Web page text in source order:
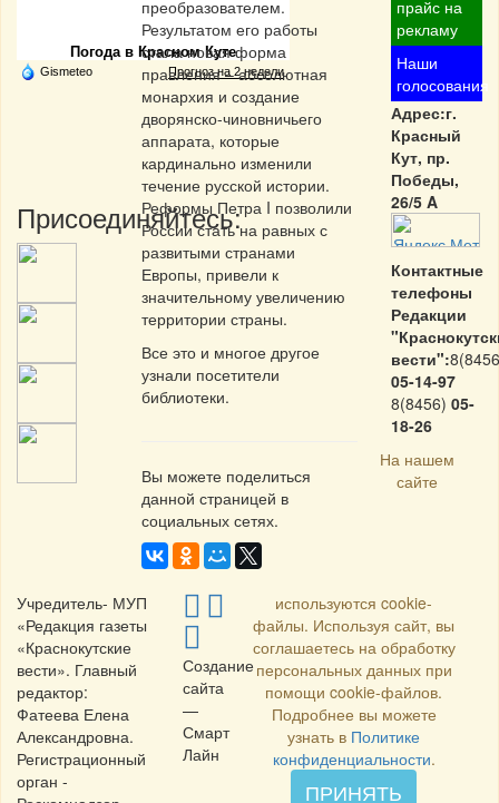
Частная реклама
Погода в Красном Куте
Gismeteo Прогноз на 2 недели
Присоединяйтесь:
преобразователем.
Результатом его работы
стала новая форма
правления – абсолютная
монархия и создание
дворянско-чиновничьего
аппарата, которые
кардинально изменили
течение русской истории.
Реформы Петра I позволили
России стать на равных с
развитыми странами
Европы, привели к
значительному увеличению
территории страны.
Все это и многое другое
узнали посетители
библиотеки.
Вы можете поделиться
данной страницей в
социальных сетях.
прайс на
рекламу
Наши
голосования
Адрес:г.
Красный
Кут, пр.
Победы,
26/5 A
Контактные
телефоны
Редакции
вести":
05-14-97
8(8456) 05-
18-26
Учредитель- МУП
«Редакция газеты
«Краснокутские
вести». Главный
редактор:
Фатеева Елена
Александровна.
Регистрационный
орган -
Создание
сайта
—
Смарт
Лайн
На нашем
сайте
используются cookie-
файлы. Используя сайт, вы
соглашаетесь на обработку
персональных данных при
помощи cookie-файлов.
Подробнее вы можете
узнать в Политике
конфиденциальности.
ПРИНЯТЬ